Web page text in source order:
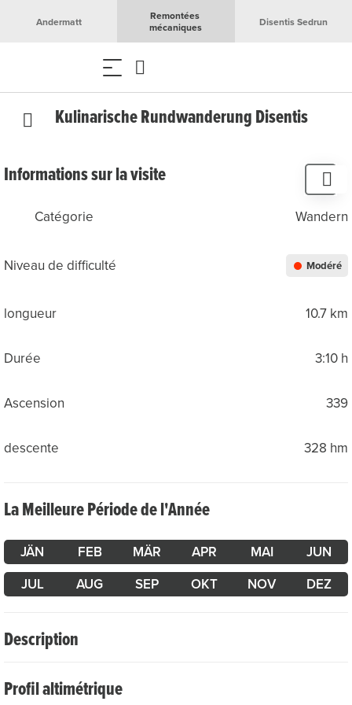
Andermatt
Remontées
mécaniques
Disentis Sedrun
Kulinarische Rundwanderung Disentis
Informations sur la visite
Catégorie Wandern
Niveau de difficulté Modéré
longueur 10.7 km
Durée 3:10 h
Ascension 339
descente 328 hm
La Meilleure Période de l'Année
JÄN FEB MÄR APR MAI
JUN
JUL
AUG SEP OKT NOV DEZ
Description
Disentis/Mustér. Jeweils am Montag bietet hier der
Profil altimétrique